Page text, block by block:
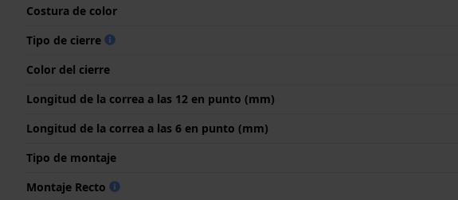
Costura de color
Tipo de cierre
Color del cierre
Longitud de la correa a las 12 en punto (mm)
Longitud de la correa a las 6 en punto (mm)
Tipo de montaje
Montaje Recto